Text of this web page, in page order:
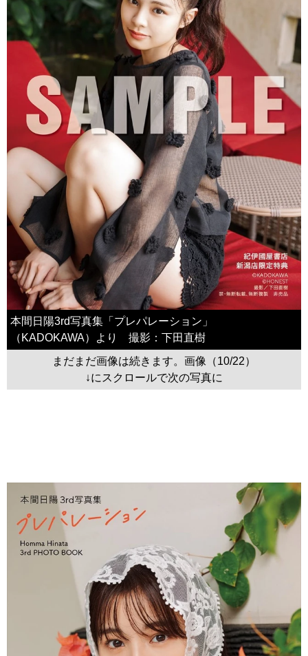
本間日陽3rd写真集「プレパレーション」
（KADOKAWA）より 撮影：下田直樹
まだまだ画像は続きます。画像（10/22）
↓にスクロールで次の写真に